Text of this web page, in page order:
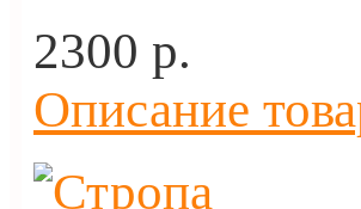
2300 p.
Описание